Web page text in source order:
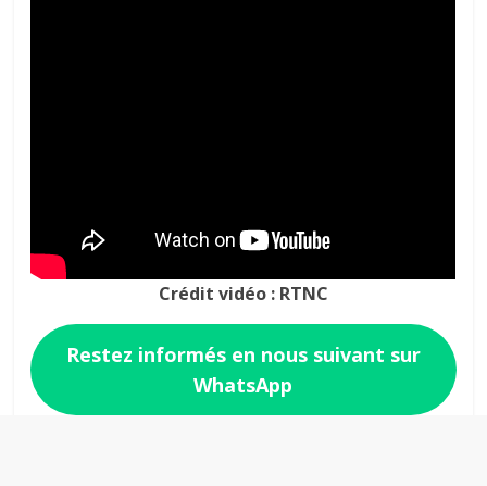
Crédit vidéo : RTNC
Restez informés en nous suivant sur
WhatsApp